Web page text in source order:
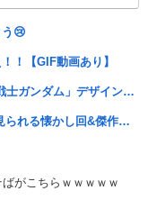
う😢
！【GIF動画あり】
ル」が予約開始ーあえて存在感を放つ赤さ
る懐かし回&傑作回】
がこちらｗｗｗｗｗ